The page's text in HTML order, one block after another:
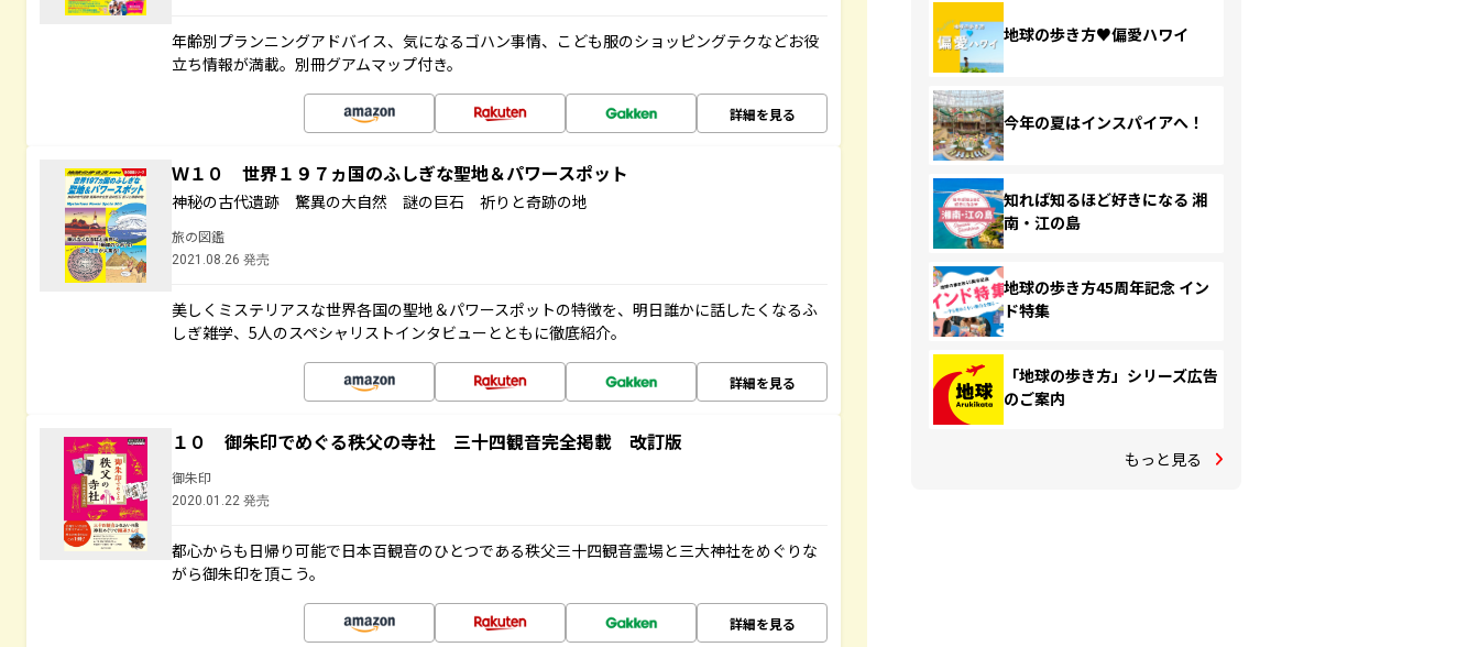
年齢別プランニングアドバイス、気になるゴハン事情、こども服のショッピングテクなどお役
立ち情報が満載。別冊グアムマップ付き。
詳細を見る
Ｗ１０ 世界１９７ヵ国のふしぎな聖地＆パワースポット
神秘の古代遺跡 驚異の大自然 謎の巨石 祈りと奇跡の地
旅の図鑑
2021.08.26 発売
美しくミステリアスな世界各国の聖地＆パワースポットの特徴を、明日誰かに話したくなるふ
しぎ雑学、5人のスペシャリストインタビューとともに徹底紹介。
詳細を見る
１０ 御朱印でめぐる秩父の寺社 三十四観音完全掲載 改訂版
御朱印
2020.01.22 発売
都心からも日帰り可能で日本百観音のひとつである秩父三十四観音霊場と三大神社をめぐりな
がら御朱印を頂こう。
詳細を見る
地球の歩き方♥偏愛ハワイ
今年の夏はインスパイアへ！
知れば知るほど好きになる 湘
南・江の島
地球の歩き方45周年記念 イン
ド特集
「地球の歩き方」シリーズ広告
のご案内
もっと見る